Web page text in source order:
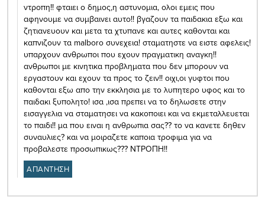
ντροπη!! φταιει ο δημος,η αστυνομια, ολοι εμεις που
αφηνουμε να συμβαινει αυτο!! βγαζουν τα παιδακια εξω και
ζητιανευουν και μετα τα χτυπανε και αυτες καθονται και
καπνιζουν τα malboro συνεχεια! σταματηστε να ειστε αφελεις!
υπαρχουν ανθρωποι που εχουν πραγματικη αναγκη!!
ανθρωποι με κινητικα προβληματα που δεν μπορουν να
εργαστουν και εχουν τα προς το ζειν!! οιχι,οι γυφτοι που
καθονται εξω απο την εκκλησια με το λυπητερο υφος και το
παιδακι ξυπολητο! ισα ,ισα πρεπει να το δηλωσετε στην
εισαγγελια να σταματησει να κακοποιει και να εκμεταλλευεται
το παιδι!! μα που ειναι η ανθρωπια σας?? το να κανετε δηθεν
συναυλιες? και να μοιραζετε καποια τροφιμα για να
προβαλεστε προσωπικως??? ΝΤΡΟΠΗ!!
ΑΠΑΝΤΗΣΗ